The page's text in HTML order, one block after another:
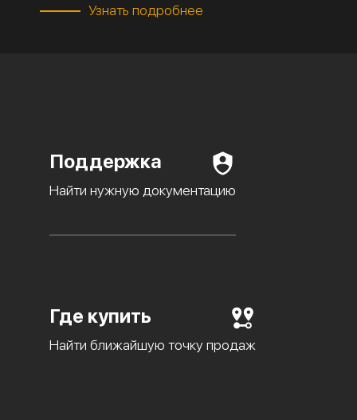
Узнать подробнее
Поддержка
Найти нужную документацию
Где купить
Найти ближайшую точку продаж